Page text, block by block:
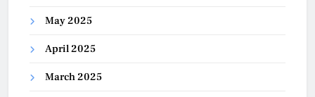
May 2025
April 2025
March 2025